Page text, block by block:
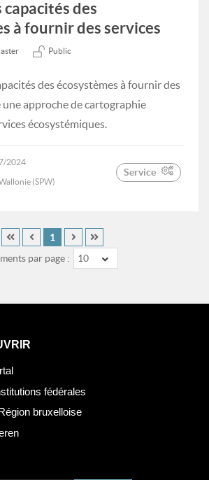
des
à fournir des services
Public
des écosystèmes à fournir des
approche de cartographie
écosystémiques.
2024
(SPW)
Service
par page : 10
1
fédérales
bruxelloise